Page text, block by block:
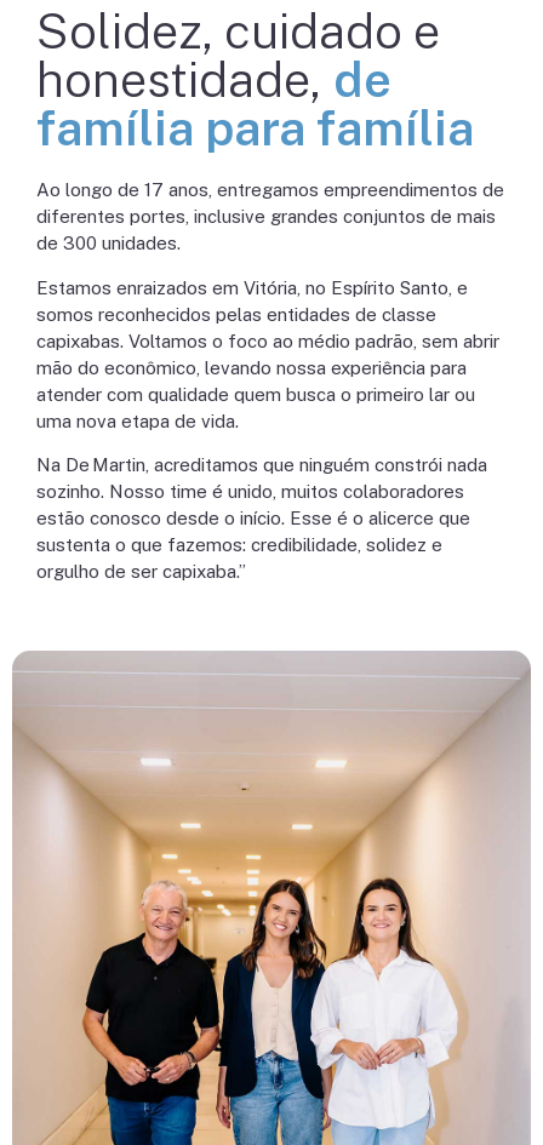
Solidez, cuidado e
honestidade, de
família para família
Ao longo de 17 anos, entregamos empreendimentos de
diferentes portes, inclusive grandes conjuntos de mais
de 300 unidades.
Estamos enraizados em Vitória, no Espírito Santo, e
somos reconhecidos pelas entidades de classe
capixabas. Voltamos o foco ao médio padrão, sem abrir
mão do econômico, levando nossa experiência para
atender com qualidade quem busca o primeiro lar ou
uma nova etapa de vida.
Na De Martin, acreditamos que ninguém constrói nada
sozinho. Nosso time é unido, muitos colaboradores
estão conosco desde o início. Esse é o alicerce que
sustenta o que fazemos: credibilidade, solidez e
orgulho de ser capixaba.”